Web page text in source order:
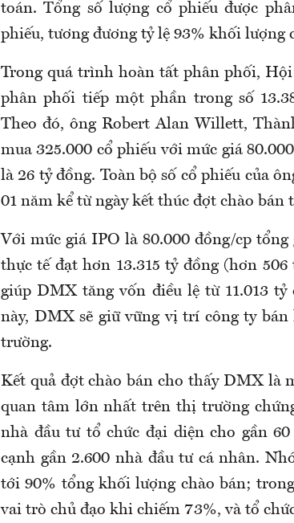
toán. Tổng số lượng cổ phiếu được
phiếu, tương đương tỷ lệ 93% khối lượng
Trong quá trình hoàn tất phân phối,
phân phối tiếp một phần trong số
Theo đó, ông Robert Alan Willett,
mua 325.000 cổ phiếu với mức giá
là 26 tỷ đồng. Toàn bộ số cổ phiếu của
01 năm kể từ ngày kết thúc đợt chào bán
Với mức giá IPO là 80.000 đồng/cp
thực tế đạt hơn 13.315 tỷ đồng (hơn
giúp DMX tăng vốn điều lệ từ 11.013
này, DMX sẽ giữ vững vị trí công ty
trường.
Kết quả đợt chào bán cho thấy DMX là
quan tâm lớn nhất trên thị trường
nhà đầu tư tổ chức đại diện cho gần
cạnh gần 2.600 nhà đầu tư cá nhân.
tới 90% tổng khối lượng chào bán;
vai trò chủ đạo khi chiếm 73%, và tổ